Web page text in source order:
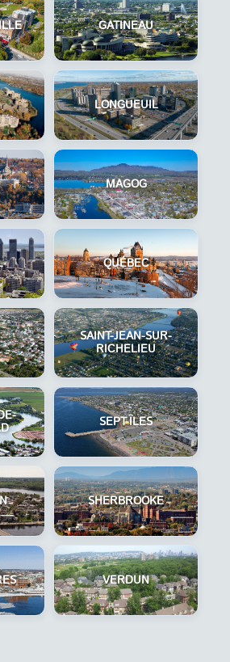
GATINEAU
LONGUEUIL
MAGOG
QUÉBEC
SAINT-JEAN-SUR-
RICHELIEU
SEPT-ÎLES
SHERBROOKE
VERDUN